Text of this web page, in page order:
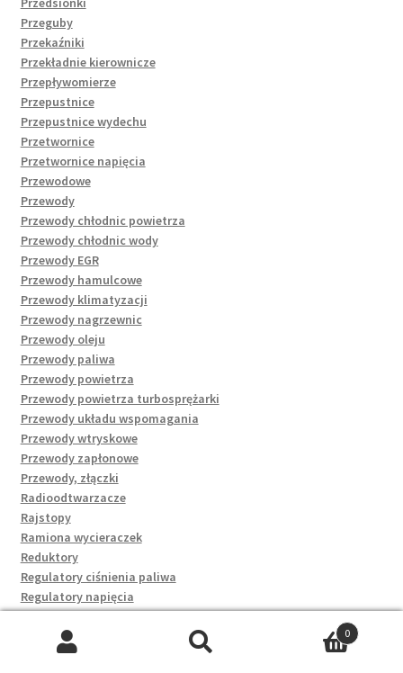
Przeguby
Przekaźniki
Przekładnie kierownicze
Przepływomierze
Przepustnice
Przepustnice wydechu
Przetwornice
Przetwornice napięcia
Przewodowe
Przewody
Przewody chłodnic powietrza
Przewody chłodnic wody
Przewody EGR
Przewody hamulcowe
Przewody klimatyzacji
Przewody nagrzewnic
Przewody oleju
Przewody paliwa
Przewody powietrza
Przewody powietrza turbosprężarki
Przewody układu wspomagania
Przewody wtryskowe
Przewody zapłonowe
Przewody, złączki
Radioodtwarzacze
Rajstopy
Ramiona wycieraczek
Reduktory
Regulatory ciśnienia paliwa
Regulatory napięcia
Rękawice
Rękawiczki rowerowe
Rękawki, deski i koła dmuchane
0